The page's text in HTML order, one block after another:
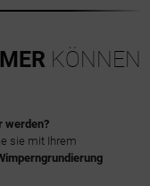
KÖNNEN
werden?
sie mit Ihrem